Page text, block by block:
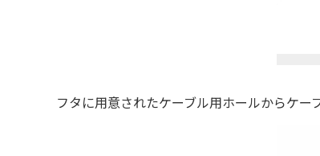
フタに用意されたケーブル用ホールからケー